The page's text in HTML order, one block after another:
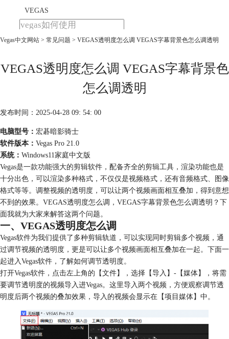
VEGAS
首页
下载
教程
Vegas中文网站 > 常见问题 > VEGAS透明度怎么调 VEGAS字幕背景色怎么调透明
VEGAS透明度怎么调 VEGAS字幕背景色
怎么调透明
发布时间：2025-04-28 09: 54: 00
电脑型号： 宏碁暗影骑士
软件版本： Vegas Pro 21.0
系统： Windows11家庭中文版
Vegas是一款功能强大的剪辑软件，配备齐全的剪辑工具，渲染功能也是
十分出色，可以渲染多种格式，不仅仅是视频格式，还有音频格式、图像
格式等等。调整视频的透明度，可以让两个视频画面相互叠加，得到意想
不到的效果。VEGAS透明度怎么调，VEGAS字幕背景色怎么调透明？下
面我就为大家来解答这两个问题。
一、VEGAS透明度怎么调
Vegas软件为我们提供了多种剪辑轨道，可以实现同时剪辑多个视频，通
过调节视频的透明度，更是可以让多个视频画面相互叠加在一起。下面一
起进入Vegas软件，了解如何调节透明度。
打开Vegas软件，点击左上角的【文件】，选择【导入】-【媒体】，将需
要调节透明度的视频导入进Vegas。这里导入两个视频，方便观察调节透
明度后两个视频的叠加效果，导入的视频会显示在【项目媒体】中。